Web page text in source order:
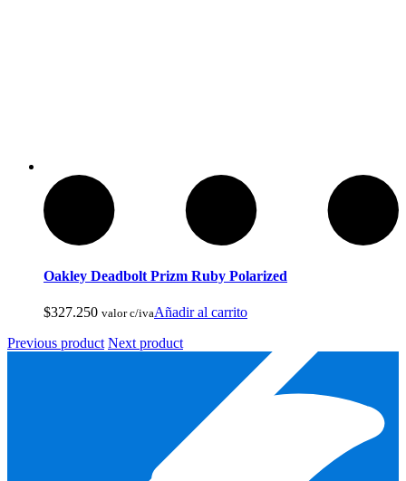
Oakley Deadbolt Prizm Ruby Polarized
$327.250 valor c/ivaAñadir al carrito
Previous product Next product